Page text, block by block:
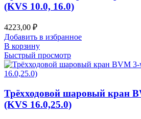
(KVS 10.0, 16.0)
4223,00 ₽
Добавить в избранное
В корзину
Быстрый просмотр
Трёхходовой шаровый кран
(KVS 16.0,25.0)